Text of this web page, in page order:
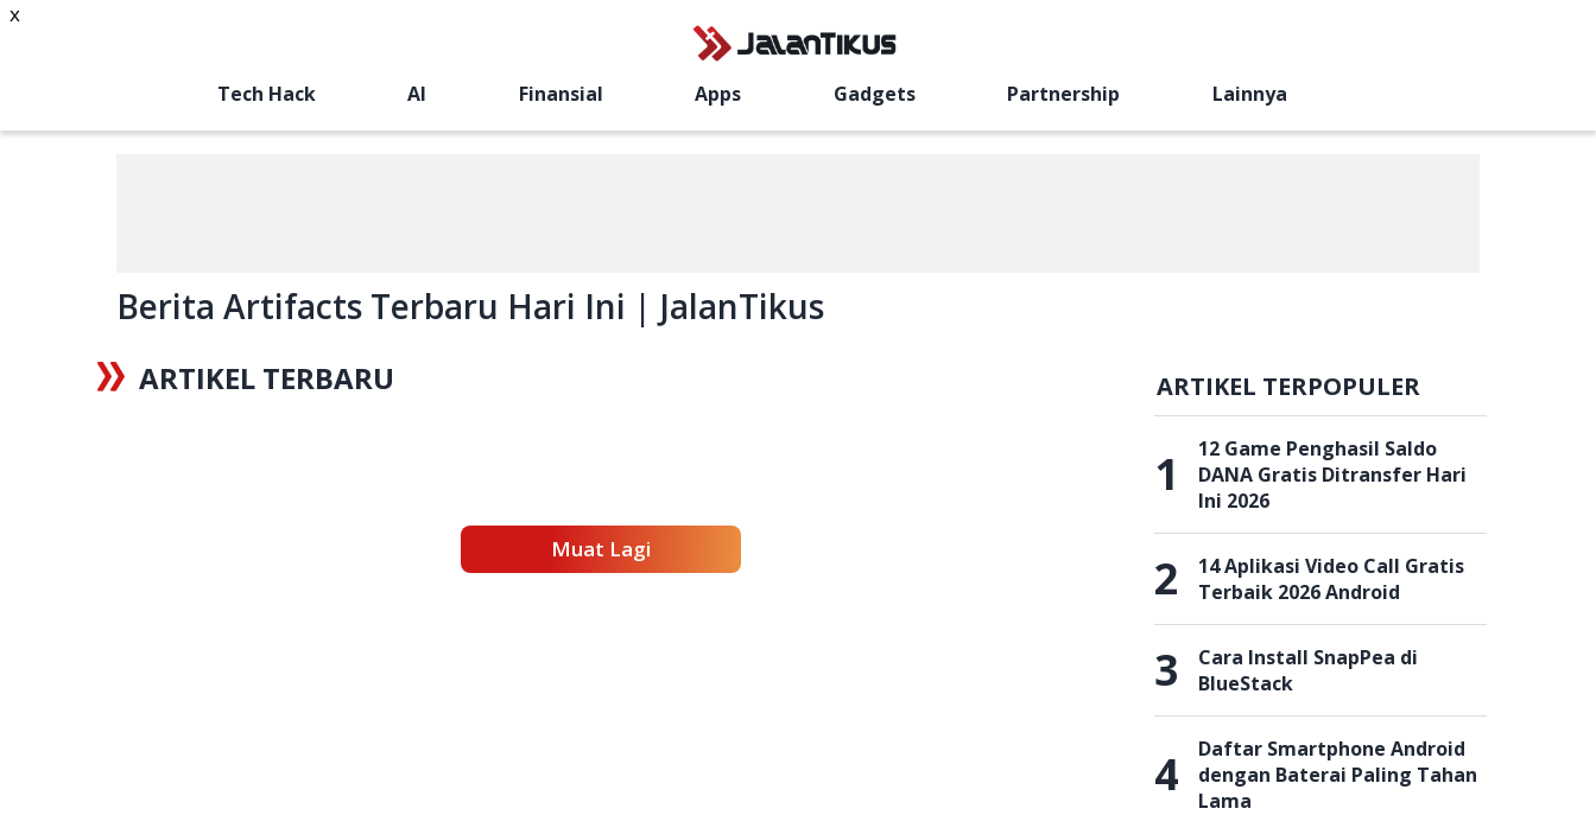
Tech Hack AI Finansial Apps Gadgets Partnership Lainnya
Berita Artifacts Terbaru Hari Ini | JalanTikus
ARTIKEL TERBARU
Muat Lagi
ARTIKEL TERPOPULER
1
12 Game Penghasil Saldo
DANA Gratis Ditransfer Hari
Ini 2026
2
14 Aplikasi Video Call Gratis
Terbaik 2026 Android
3
Cara Install SnapPea di
BlueStack
4
Daftar Smartphone Android
dengan Baterai Paling Tahan
Lama
x